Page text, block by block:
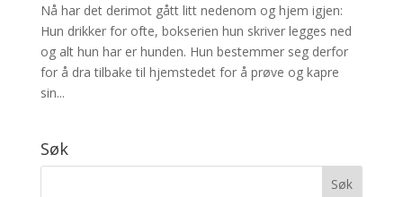
Nå har det derimot gått litt nedenom og hjem igjen:
Hun drikker for ofte, bokserien hun skriver legges ned
og alt hun har er hunden. Hun bestemmer seg derfor
for å dra tilbake til hjemstedet for å prøve og kapre
sin...
Søk